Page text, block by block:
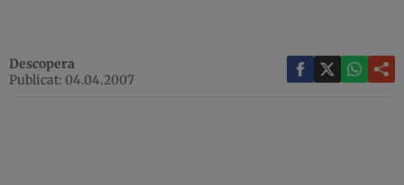
Descopera
Publicat: 04.04.2007